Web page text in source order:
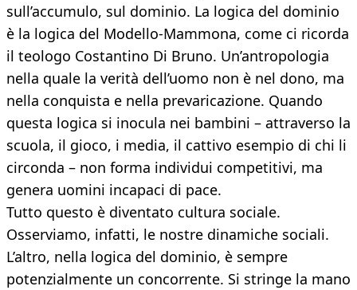
sull’accumulo, sul dominio. La logica del dominio
è la logica del Modello-Mammona, come ci ricorda
il teologo Costantino Di Bruno. Un’antropologia
nella quale la verità dell’uomo non è nel dono, ma
nella conquista e nella prevaricazione. Quando
questa logica si inocula nei bambini – attraverso la
scuola, il gioco, i media, il cattivo esempio di chi li
circonda – non forma individui competitivi, ma
genera uomini incapaci di pace.
Tutto questo è diventato cultura sociale.
Osserviamo, infatti, le nostre dinamiche sociali.
L’altro, nella logica del dominio, è sempre
potenzialmente un concorrente. Si stringe la mano